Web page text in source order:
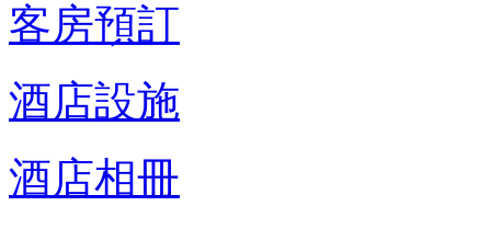
客房預訂
酒店設施
酒店相冊